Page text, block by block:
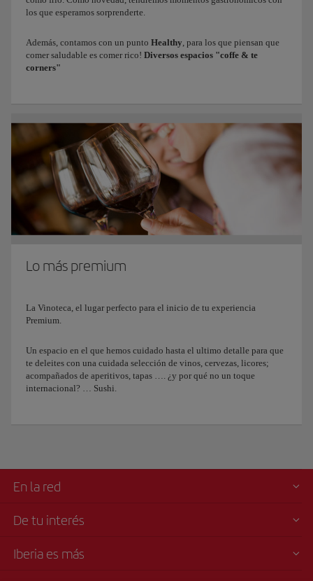
los que esperamos sorprenderte.
Además, contamos con un punto Healthy , para los que piensan que
comer saludable es comer rico! Diversos espacios "coffe & te
corners"
Lo más premium
La Vinoteca, el lugar perfecto para el inicio de tu experiencia
Premium.
Un espacio en el que hemos cuidado hasta el ultimo detalle para que
te deleites con una cuidada selección de vinos, cervezas, licores;
acompañados de aperitivos, tapas …. ¿y por qué no un toque
internacional? … Sushi.
En la red
De tu interés
Iberia es más